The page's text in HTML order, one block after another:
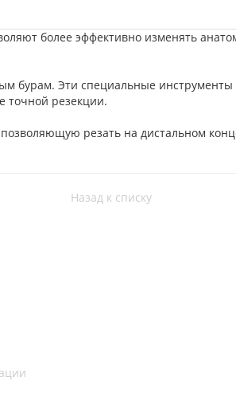
более эффективно изменять
бурам. Эти специальные инструменты
точной резекции.
резать на дистальном
Назад к списку